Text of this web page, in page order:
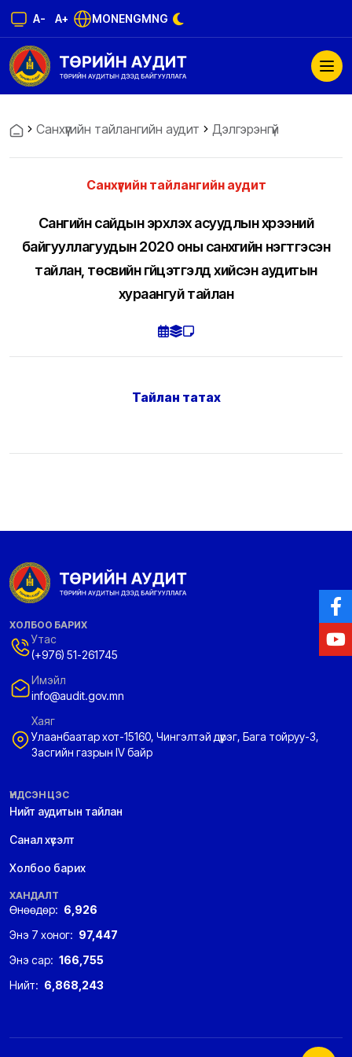
A- A+ MONENGMNG
Санхүүгийн тайлангийн аудит Дэлгэрэнгүй
Санхүүгийн тайлангийн аудит
Сангийн сайдын эрхлэх асуудлын хүрээний
байгууллагуудын 2020 оны санхүүгийн нэгтгэсэн
тайлан, төсвийн гүйцэтгэлд хийсэн аудитын
хураангуй тайлан
Тайлан татах
ХОЛБОО БАРИХ
Утас
(+976) 51-261745
Имэйл
info@audit.gov.mn
Хаяг
Улаанбаатар хот-15160, Чингэлтэй дүүрэг, Бага тойруу-3,
Засгийн газрын IV байр
ҮНДСЭН ЦЭС
Нийт аудитын тайлан
Санал хүсэлт
Холбоо барих
ХАНДАЛТ
Өнөөдөр: 6,926
Энэ 7 хоног: 97,447
Энэ сар: 166,755
Нийт: 6,868,243